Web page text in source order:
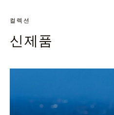
컬렉션
신제품